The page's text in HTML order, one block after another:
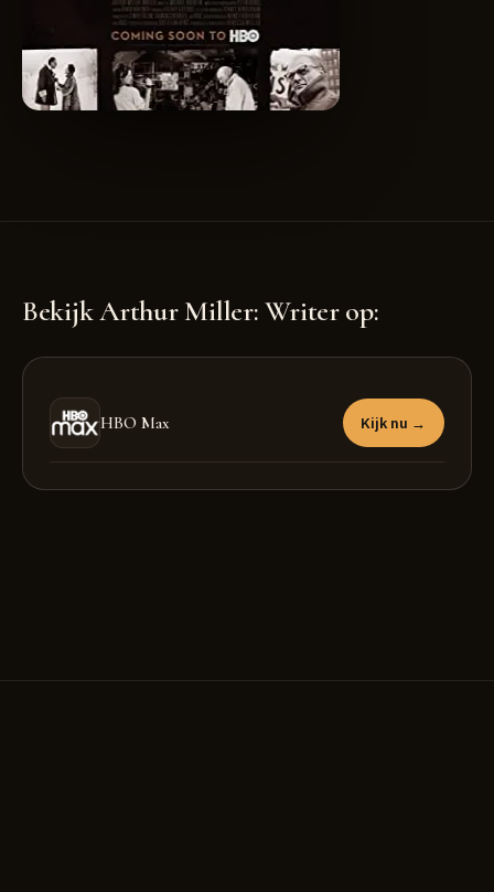
Bekijk Arthur Miller: Writer op:
HBO Max Kijk nu →